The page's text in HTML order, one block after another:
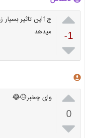

-1

ج1این تاثیر
میدهد

0

وای چخبر😐😂